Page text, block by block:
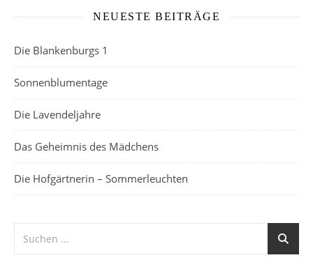
NEUESTE BEITRÄGE
Die Blankenburgs 1
Sonnenblumentage
Die Lavendeljahre
Das Geheimnis des Mädchens
Die Hofgärtnerin – Sommerleuchten